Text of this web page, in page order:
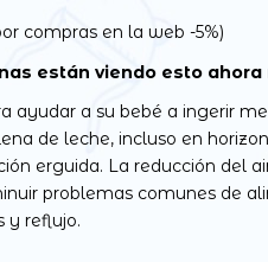
compras en la web -5%)
están viendo esto ahora
ayudar a su bebé a ingerir
de leche, incluso en
erguida. La reducción del
problemas comunes de
y reflujo.